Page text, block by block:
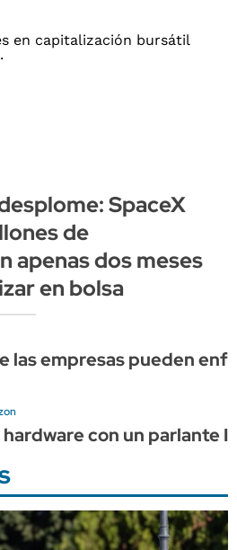
SpaceX
de
apenas dos meses
en bolsa
las empresas pueden
con un parlante